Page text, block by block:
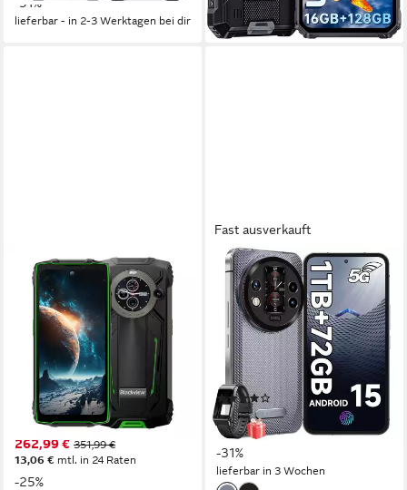
lieferbar - in 2-3 Werktagen bei dir lieferbar - in 3-4 Werktagen bei dir
BLACKVIEW
Robustes Outdoor-
Smartphone Dual-Display
12GB RAM 256GB 6,5" FHD+
Smartphone
16.51 cm/6.5 Zoll Bildschirmdiagonale
256 GB Speicherkapazität
50 MP Kamera
Produktdatenblatt
262,99 € 351,99 €
13,06 € mtl. in 24 Raten
-25%
Fast ausverkauft
OUKITEL
WP200 Pro 5G Outdoor
Smartphone
17,02 cm/6.7 Zoll Bildschirmdiagonale
1000 GB Speicherkapazität
108 MP Kamera
Produktdatenblatt
(2)
618,99 € UVP899,99 €
17,97 €mtl. in 48 Raten
-31%
lieferbar in 3 Wochen